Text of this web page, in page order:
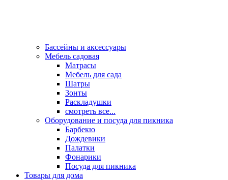
Бассейны и аксессуары
Мебель садовая
Матрасы
Мебель для сада
Шатры
Зонты
Раскладушки
смотреть все...
Оборудование и посуда для пикника
Барбекю
Дождевики
Палатки
Фонарики
Посуда для пикника
Товары для дома